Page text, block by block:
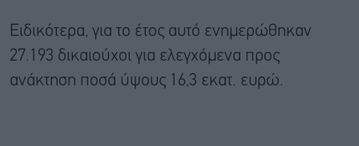
Ειδικότερα, για το έτος αυτό ενημερώθηκαν
27.193 δικαιούχοι για ελεγχόμενα προς
ανάκτηση ποσά ύψους 16,3 εκατ. ευρώ.